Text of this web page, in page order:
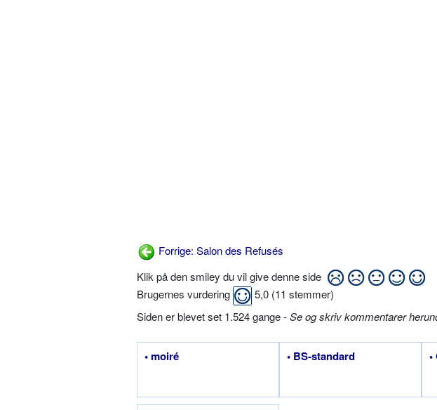
Forrige: Salon des Refusés
Klik på den smiley du vil give denne side
Brugernes vurdering
5,0 (11 stemmer)
Siden er blevet set 1.524 gange -Se og skriv kommentarer
• moiré • BS-standard